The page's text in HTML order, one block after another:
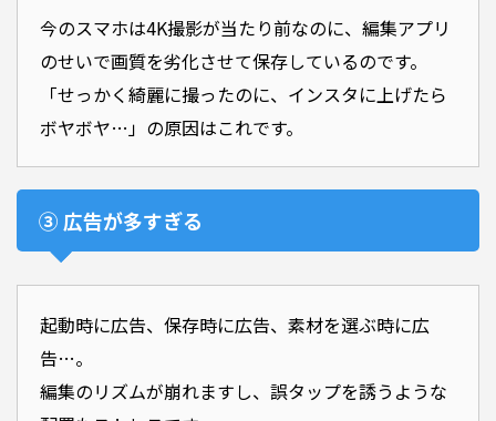
今のスマホは4K撮影が当たり前なのに、編集アプリ
のせいで画質を劣化させて保存しているのです。
「せっかく綺麗に撮ったのに、インスタに上げたら
ボヤボヤ…」の原因はこれです。
③ 広告が多すぎる
起動時に広告、保存時に広告、素材を選ぶ時に広
告…。
編集のリズムが崩れますし、誤タップを誘うような